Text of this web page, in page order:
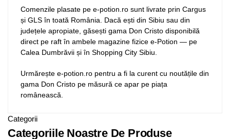
Comenzile plasate pe e-potion.ro sunt livrate prin Cargus
și GLS în toată România. Dacă ești din Sibiu sau din
județele apropiate, găsești gama Don Cristo disponibilă
direct pe raft în ambele magazine fizice e-Potion — pe
Calea Dumbrăvii și în Shopping City Sibiu.
Urmărește e-potion.ro pentru a fi la curent cu noutățile din
gama Don Cristo pe măsură ce apar pe piața
românească.
Categorii
Categoriile Noastre De Produse